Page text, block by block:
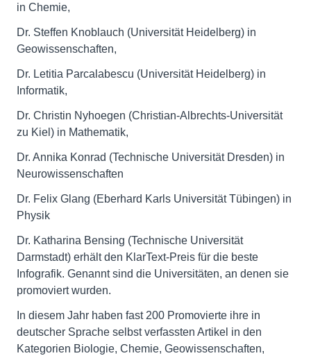
in Chemie,
Dr. Steffen Knoblauch (Universität Heidelberg) in
Geowissenschaften,
Dr. Letitia Parcalabescu (Universität Heidelberg) in
Informatik,
Dr. Christin Nyhoegen (Christian-Albrechts-Universität
zu Kiel) in Mathematik,
Dr. Annika Konrad (Technische Universität Dresden) in
Neurowissenschaften
Dr. Felix Glang (Eberhard Karls Universität Tübingen) in
Physik
Dr. Katharina Bensing (Technische Universität
Darmstadt) erhält den KlarText-Preis für die beste
Infografik. Genannt sind die Universitäten, an denen sie
promoviert wurden.
In diesem Jahr haben fast 200 Promovierte ihre in
deutscher Sprache selbst verfassten Artikel in den
Kategorien Biologie, Chemie, Geo­wissenschaften,